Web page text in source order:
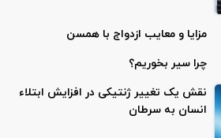
مزایا و معایب ازدواج با همسن
چرا سیر بخوریم؟
نقش یک تغییر ژنتیکی در افزایش ابتلاء
انسان به سرطان